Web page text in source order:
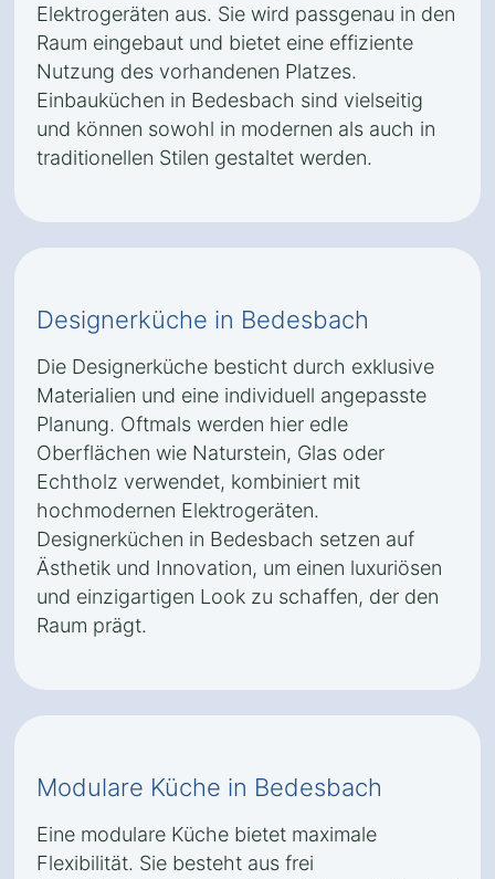
Elektrogeräten aus. Sie wird passgenau in den
Raum eingebaut und bietet eine effiziente
Nutzung des vorhandenen Platzes.
Einbauküchen in Bedesbach sind vielseitig
und können sowohl in modernen als auch in
traditionellen Stilen gestaltet werden.
Designerküche in Bedesbach
Die Designerküche besticht durch exklusive
Materialien und eine individuell angepasste
Planung. Oftmals werden hier edle
Oberflächen wie Naturstein, Glas oder
Echtholz verwendet, kombiniert mit
hochmodernen Elektrogeräten.
Designerküchen in Bedesbach setzen auf
Ästhetik und Innovation, um einen luxuriösen
und einzigartigen Look zu schaffen, der den
Raum prägt.
Modulare Küche in Bedesbach
Eine modulare Küche bietet maximale
Flexibilität. Sie besteht aus frei